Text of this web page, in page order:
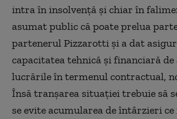
intra în insolvență și chiar în
asumat public că poate prelua
partenerul Pizzarotti și a dat
capacitatea tehnică și financiară
lucrările în termenul contractual,
Însă tranșarea situației trebuie să
se evite acumularea de întârzieri